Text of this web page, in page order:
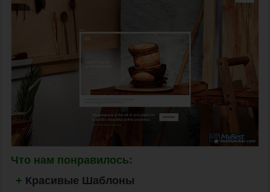
Что нам понравилось:
+ Красивые Шаблоны